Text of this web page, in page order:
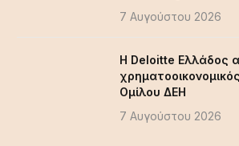
7 Αυγούστου 2026
Η Deloitte Ελλάδος
Ομίλου ΔΕΗ
7 Αυγούστου 2026